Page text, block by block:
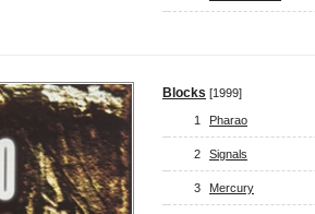
Blocks [1999]
1 Pharao
2 Signals
3 Mercury